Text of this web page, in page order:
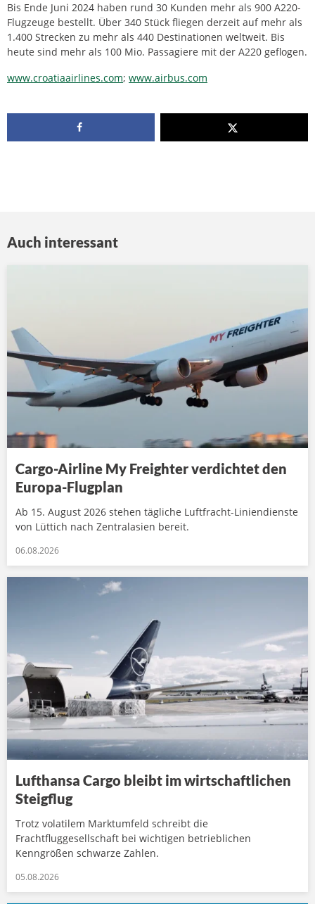
Bis Ende Juni 2024 haben rund 30 Kunden mehr als 900 A220-
Flugzeuge bestellt. Über 340 Stück fliegen derzeit auf mehr als
1.400 Strecken zu mehr als 440 Destinationen weltweit. Bis
heute sind mehr als 100 Mio. Passagiere mit der A220 geflogen.
www.croatiaairlines.com; www.airbus.com
Auch interessant
Cargo-Airline My Freighter verdichtet den
Europa-Flugplan
Ab 15. August 2026 stehen tägliche Luftfracht-Liniendienste
von Lüttich nach Zentralasien bereit.
06.08.2026
Lufthansa Cargo bleibt im wirtschaftlichen
Steigflug
Trotz volatilem Marktumfeld schreibt die
Frachtfluggesellschaft bei wichtigen betrieblichen
Kenngrößen schwarze Zahlen.
05.08.2026